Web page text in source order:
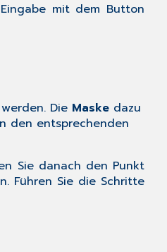
mit dem Button
Die Maske dazu
den entsprechenden
Sie danach den Punkt
Führen Sie die Schritte